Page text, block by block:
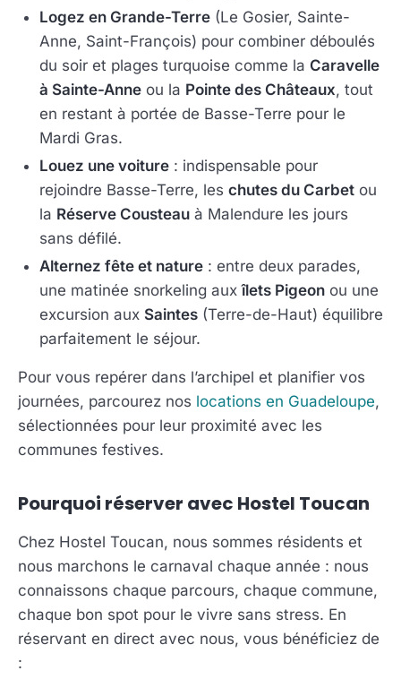
Logez en Grande-Terre (Le Gosier, Sainte-
Anne, Saint-François) pour combiner déboulés
du soir et plages turquoise comme la Caravelle
à Sainte-Anne ou la Pointe des Châteaux, tout
en restant à portée de Basse-Terre pour le
Mardi Gras.
Louez une voiture : indispensable pour
rejoindre Basse-Terre, les chutes du Carbet ou
la Réserve Cousteau à Malendure les jours
sans défilé.
Alternez fête et nature : entre deux parades,
une matinée snorkeling auxîlets Pigeon ou une
excursion aux Saintes (Terre-de-Haut) équilibre
parfaitement le séjour.
Pour vous repérer dans l’archipel et planifier vos
journées, parcourez nos locations en Guadeloupe,
sélectionnées pour leur proximité avec les
communes festives.
Pourquoi réserver avec Hostel Toucan
Chez Hostel Toucan, nous sommes résidents et
nous marchons le carnaval chaque année : nous
connaissons chaque parcours, chaque commune,
chaque bon spot pour le vivre sans stress. En
réservant en direct avec nous, vous bénéficiez de
: